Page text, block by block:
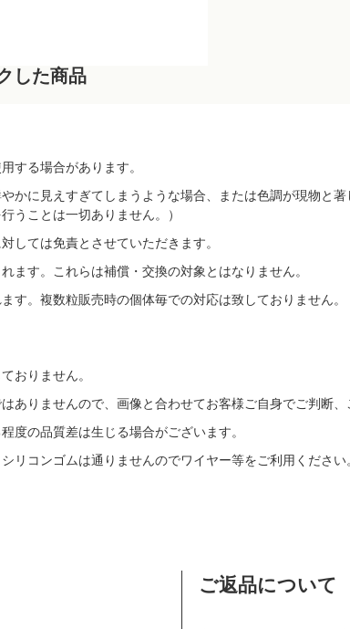
した商品
する場合があります。
に見えすぎてしまうような場合、または色調が現物と
うことは一切ありません。）
しては免責とさせていただきます。
ます。これらは補償・交換の対象とはなりません。
。複数粒販売時の個体毎での対応は致しておりません
おりません。
りませんので、画像と合わせてお客様ご自身でご判断、
度の品質差は生じる場合がございます。
コンゴムは通りませんのでワイヤー等をご利用ください
ご返品について